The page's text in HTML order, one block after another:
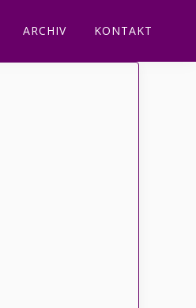
ARCHIV KONTAKT